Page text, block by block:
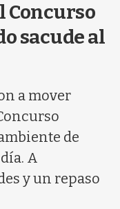
q
Concurso
sacude al
a mover
de
A
y un repaso